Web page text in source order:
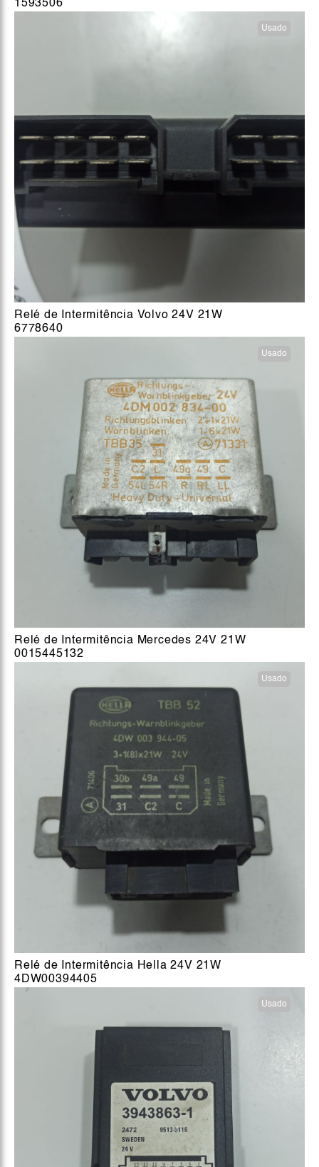
1593506
Usado
Relé de Intermitência Volvo 24V 21W
6778640
Usado
Relé de Intermitência Mercedes 24V 21W
0015445132
Usado
Relé de Intermitência Hella 24V 21W
4DW00394405
Usado